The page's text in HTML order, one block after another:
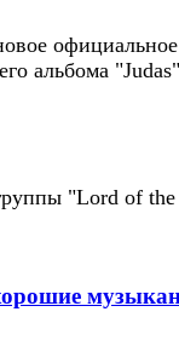
официальное
альбома
"Lord of